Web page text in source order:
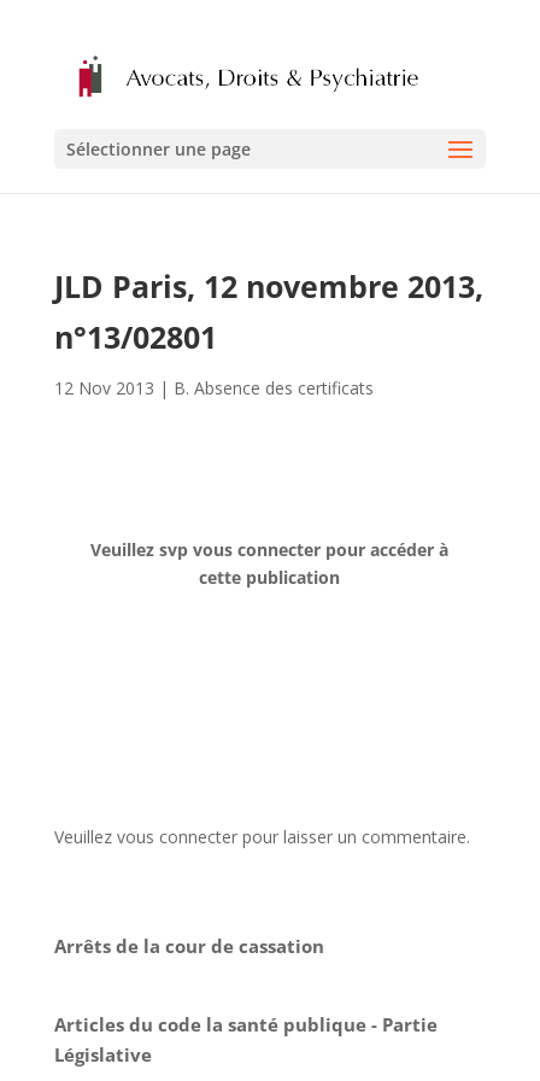
Sélectionner une page
JLD Paris, 12 novembre 2013,
n°13/02801
12 Nov 2013 | B. Absence des certificats
Veuillez svp vous connecter pour accéder à
cette publication
Veuillez vous connecter pour laisser un commentaire.
Arrêts de la cour de cassation
Articles du code la santé publique - Partie
Législative